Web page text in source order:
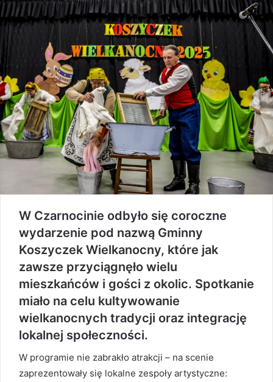
W Czarnocinie odbyło się coroczne
wydarzenie pod nazwą Gminny
Koszyczek Wielkanocny, które jak
zawsze przyciągnęło wielu
mieszkańców i gości z okolic. Spotkanie
miało na celu kultywowanie
wielkanocnych tradycji oraz integrację
lokalnej społeczności.
W programie nie zabrakło atrakcji – na scenie
zaprezentowały się lokalne zespoły artystyczne: